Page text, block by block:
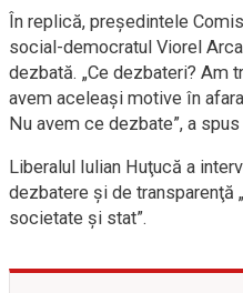
În replică, preşedintele
social-democratul Viorel
dezbată. „Ce dezbateri? Am
avem aceleaşi motive în
Nu avem ce dezbate”, a
Liberalul Iulian Huţucă a
dezbatere şi de transparenţă
societate şi stat”.